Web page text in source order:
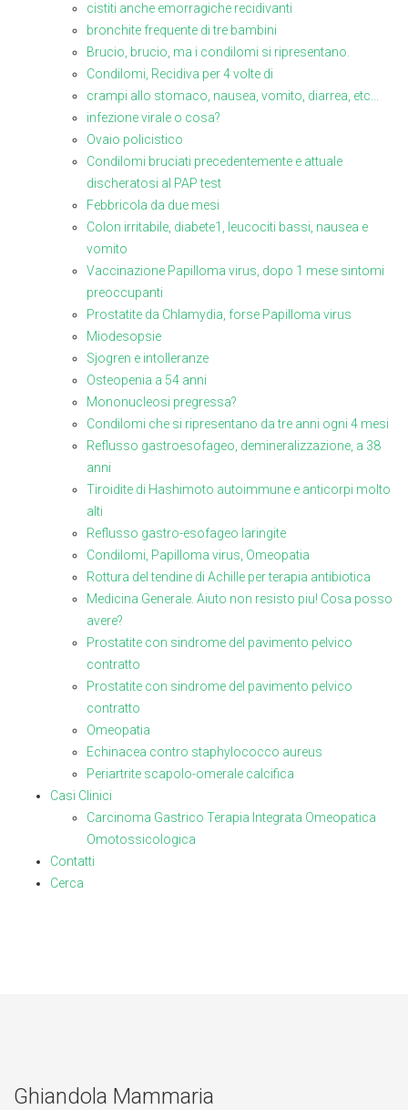
cistiti anche emorragiche recidivanti
bronchite frequente di tre bambini
Brucio, brucio, ma i condilomi si ripresentano.
Condilomi, Recidiva per 4 volte di
crampi allo stomaco, nausea, vomito, diarrea, etc...
infezione virale o cosa?
Ovaio policistico
Condilomi bruciati precedentemente e attuale
discheratosi al PAP test
Febbricola da due mesi
Colon irritabile, diabete1, leucociti bassi, nausea e
vomito
Vaccinazione Papilloma virus, dopo 1 mese sintomi
preoccupanti
Prostatite da Chlamydia, forse Papilloma virus
Miodesopsie
Sjogren e intolleranze
Osteopenia a 54 anni
Mononucleosi pregressa?
Condilomi che si ripresentano da tre anni ogni 4 mesi
Reflusso gastroesofageo, demineralizzazione, a 38
anni
Tiroidite di Hashimoto autoimmune e anticorpi molto
alti
Reflusso gastro-esofageo laringite
Condilomi, Papilloma virus, Omeopatia
Rottura del tendine di Achille per terapia antibiotica
Medicina Generale. Aiuto non resisto piu! Cosa posso
avere?
Prostatite con sindrome del pavimento pelvico
contratto
Prostatite con sindrome del pavimento pelvico
contratto
Omeopatia
Echinacea contro staphylococco aureus
Periartrite scapolo-omerale calcifica
Casi Clinici
Carcinoma Gastrico Terapia Integrata Omeopatica
Omotossicologica
Contatti
Cerca
Ghiandola Mammaria